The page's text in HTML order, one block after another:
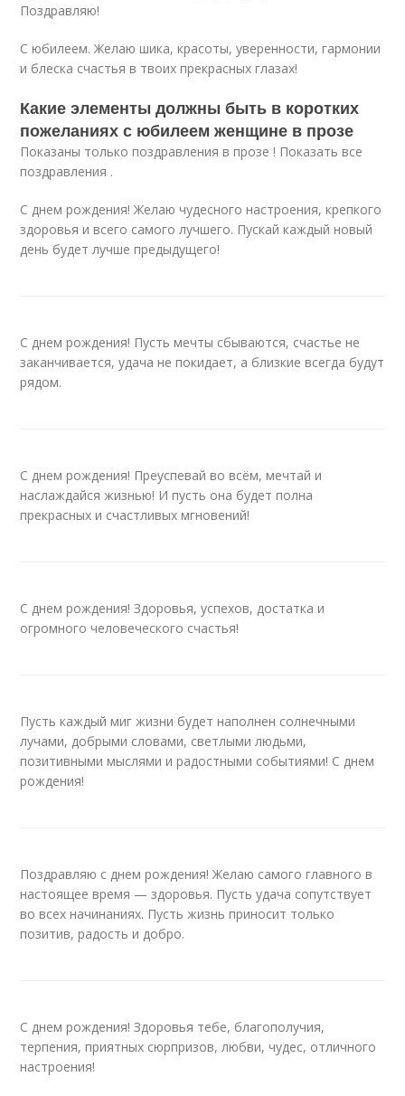
Поздравляю!
С юбилеем. Желаю шика, красоты, уверенности, гармонии
и блеска счастья в твоих прекрасных глазах!
Какие элементы должны быть в коротких
пожеланиях с юбилеем женщине в прозе
Показаны только поздравления в прозе ! Показать все
поздравления .
С днем рождения! Желаю чудесного настроения, крепкого
здоровья и всего самого лучшего. Пускай каждый новый
день будет лучше предыдущего!
С днем рождения! Пусть мечты сбываются, счастье не
заканчивается, удача не покидает, а близкие всегда будут
рядом.
С днем рождения! Преуспевай во всём, мечтай и
наслаждайся жизнью! И пусть она будет полна
прекрасных и счастливых мгновений!
С днем рождения! Здоровья, успехов, достатка и
огромного человеческого счастья!
Пусть каждый миг жизни будет наполнен солнечными
лучами, добрыми словами, светлыми людьми,
позитивными мыслями и радостными событиями! С днем
рождения!
Поздравляю с днем рождения! Желаю самого главного в
настоящее время — здоровья. Пусть удача сопутствует
во всех начинаниях. Пусть жизнь приносит только
позитив, радость и добро.
С днем рождения! Здоровья тебе, благополучия,
терпения, приятных сюрпризов, любви, чудес, отличного
настроения!